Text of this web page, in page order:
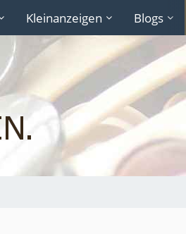
Kleinanzeigen Blogs